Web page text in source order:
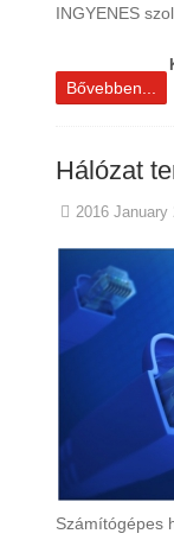
INGYENES
Bővebben...
Hálózat
2016 January
Számítógépes